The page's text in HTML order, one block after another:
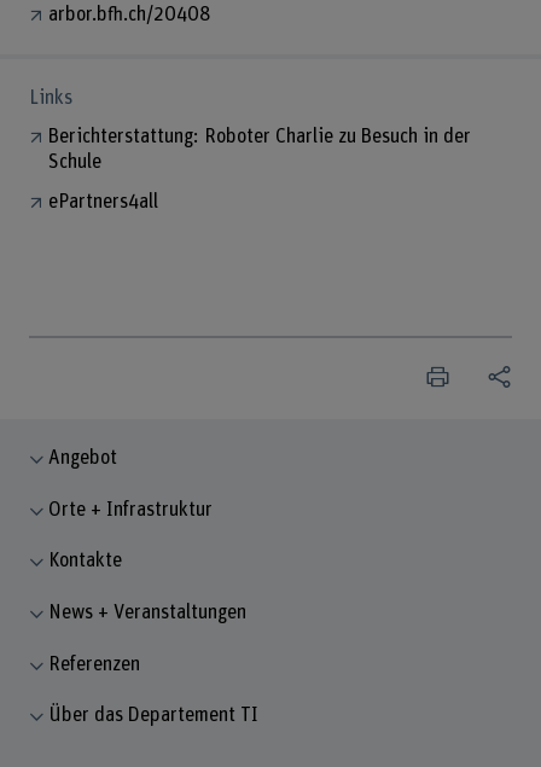
arbor.bfh.ch/20408
Links
Berichterstattung: Roboter Charlie zu Besuch in der
Schule
ePartners4all
Angebot
Orte + Infrastruktur
Kontakte
News + Veranstaltungen
Referenzen
Über das Departement TI